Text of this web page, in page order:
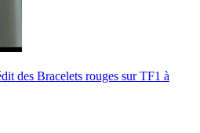
des Bracelets rouges sur TF1 à